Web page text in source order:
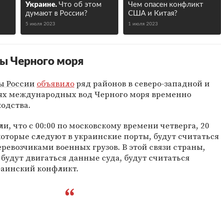
Украине. Что об этом
думают в России?
5 июля 2023
Чем опасен конфликт
США и Китая?
1 июля 2023
Черного моря
России объявилоряд районов в северо-западной и
международных вод Черного моря временно
что с 00:00 по московскому времени четверга, 20
следуют в украинские порты, будут считаться
военных грузов. В этой связи страны,
двигаться данные суда, будут считаться
конфликт.